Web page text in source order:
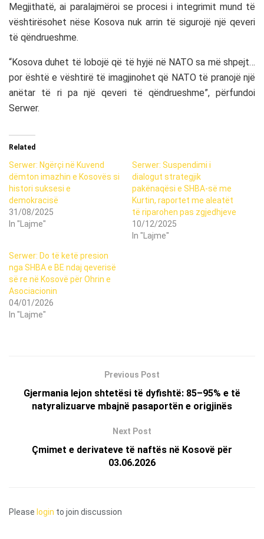
Megjithatë, ai paralajmëroi se procesi i integrimit mund të
vështirësohet nëse Kosova nuk arrin të sigurojë një qeveri
të qëndrueshme.
“Kosova duhet të lobojë që të hyjë në NATO sa më shpejt…
por është e vështirë të imagjinohet që NATO të pranojë një
anëtar të ri pa një qeveri të qëndrueshme”, përfundoi
Serwer.
Related
Serwer: Ngërçi në Kuvend
dëmton imazhin e Kosovës si
histori suksesi e
demokracisë
31/08/2025
In "Lajme"
Serwer: Suspendimi i
dialogut strategjik
pakënaqësi e SHBA-së me
Kurtin, raportet me aleatët
të riparohen pas zgjedhjeve
10/12/2025
In "Lajme"
Serwer: Do të ketë presion
nga SHBA e BE ndaj qeverisë
së re në Kosovë për Ohrin e
Asociacionin
04/01/2026
In "Lajme"
Previous Post
Gjermania lejon shtetësi të dyfishtë: 85–95% e të
natyralizuarve mbajnë pasaportën e origjinës
Next Post
Çmimet e derivateve të naftës në Kosovë për
03.06.2026
Please login to join discussion